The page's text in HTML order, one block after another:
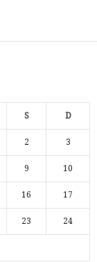
S D
2 3
9 10
16 17
23 24